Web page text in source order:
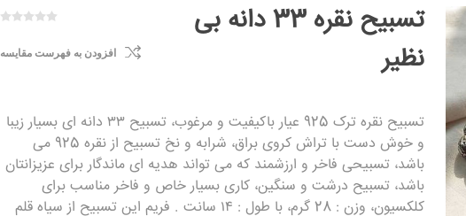
تسبیح نقره 33 دانه بی
نظیر
افزودن به فهرست مقایسه
تسبیح نقره ترک 925 عیار باکیفیت و مرغوب، تسبیح ۳۳ دانه ای بسیار زیبا
و خوش دست با تراش کروی براق، شرابه و نخ تسبیح از نقره 925 می
باشد، تسبیحی فاخر و ارزشمند که می تواند هدیه ای ماندگار برای عزیزانتان
باشد، تسبیح درشت و سنگین، کاری بسیار خاص و فاخر مناسب برای
کلکسیون، وزن : 28 گرم، با طول : ۱۴ سانت . فریم این تسبیح از سیاه قلم